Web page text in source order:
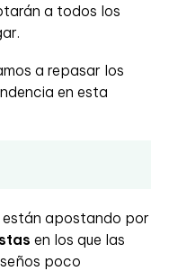
a todos los
a repasar los
en esta
están apostando por
en los que las
poco